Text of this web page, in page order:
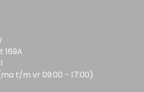
169A
t/m vr 09:00 - 17:00)